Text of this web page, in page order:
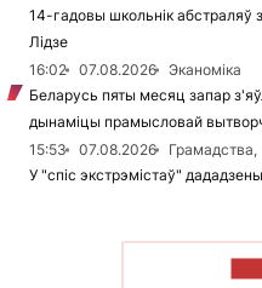
14-гадовы школьнік абстраляў
Лідзе
16:02
07.08.2026
Эканоміка
Беларусь пяты месяц запар
дынаміцы прамысловай
15:53
07.08.2026
Грамадства,
У "спіс экстрэмістаў"